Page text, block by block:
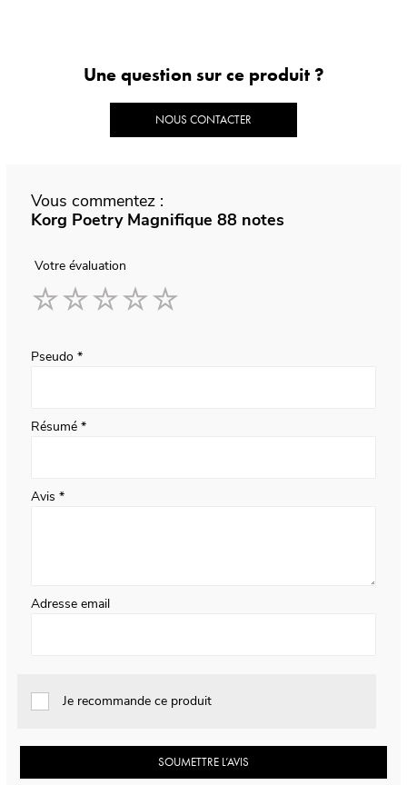
Une question sur ce produit ?
NOUS CONTACTER
Vous commentez :
Korg Poetry Magnifique 88 notes
Votre évaluation
Pseudo
Résumé
Avis
Adresse email
Je recommande ce produit
SOUMETTRE L’AVIS